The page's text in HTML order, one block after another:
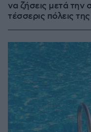
να ζήσεις μετά την
τέσσερις πόλεις